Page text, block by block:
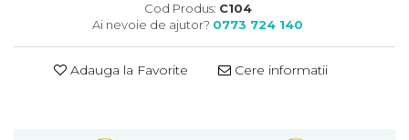
Cod Produs: C104
Ai nevoie de ajutor? 0773 724 140
Adauga la Favorite Cere informatii